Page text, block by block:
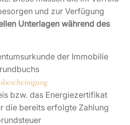
und zur Verfügung
Unterlagen während des
der Immobilie
bzw. das Energiezertifikat
die bereits erfolgte Zahlung